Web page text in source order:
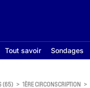
Tout savoir Sondages
(65) > 1ÈRE CIRCONSCRIPTION >